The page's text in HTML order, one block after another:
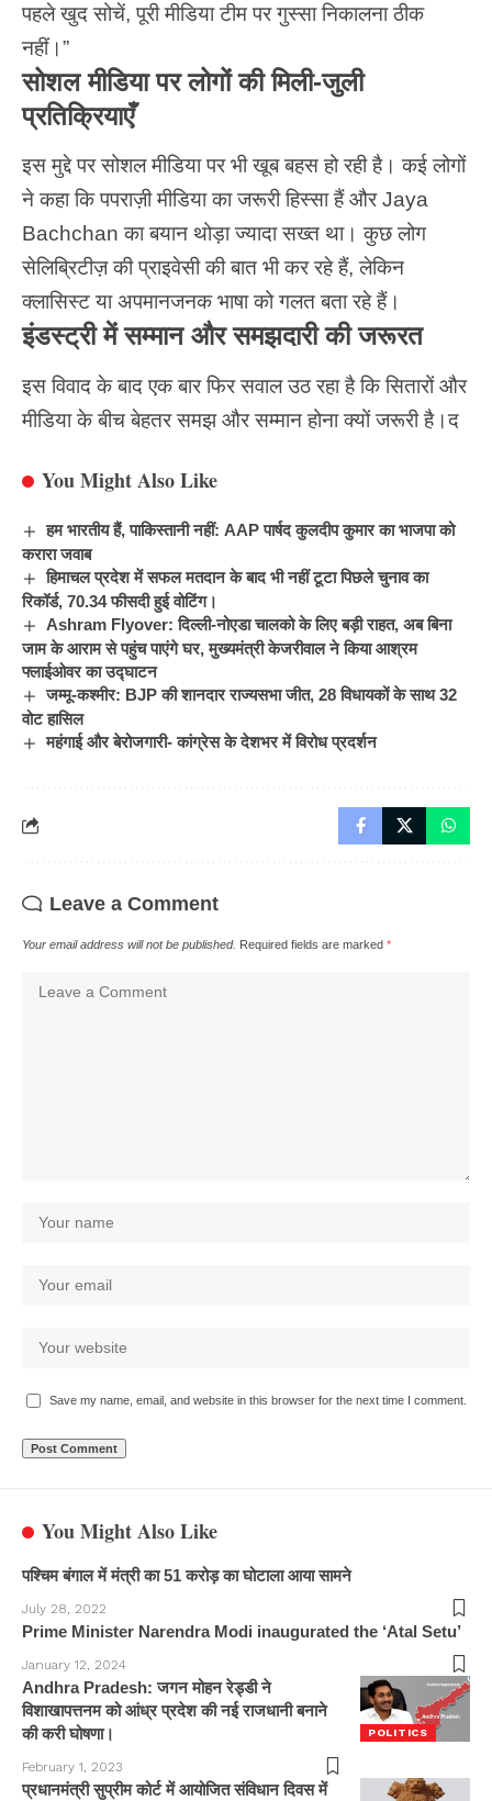
पहले खुद सोचें, पूरी मीडिया टीम पर गुस्सा निकालना ठीक
नहीं।”
सोशल मीडिया पर लोगों की मिली-जुली
प्रतिक्रियाएँ
इस मुद्दे पर सोशल मीडिया पर भी खूब बहस हो रही है। कई लोगों
ने कहा कि पपराज़ी मीडिया का जरूरी हिस्सा हैं औरJaya
Bachchan का बयान थोड़ा ज्यादा सख्त था। कुछ लोग
सेलिब्रिटीज़ की प्राइवेसी की बात भी कर रहे हैं, लेकिन
क्लासिस्ट या अपमानजनक भाषा को गलत बता रहे हैं।
इंडस्ट्री में सम्मान और समझदारी की जरूरत
इस विवाद के बाद एक बार फिरसवालउठ रहा है कि सितारों और
मीडिया के बीच बेहतर समझ और सम्मान होना क्यों जरूरी है।द
You Might Also Like
हम भारतीय हैं, पाकिस्तानी नहीं: AAP पार्षद कुलदीप कुमार का भाजपा को
करारा जवाब
हिमाचल प्रदेश में सफल मतदान के बाद भी नहीं टूटा पिछले चुनाव का
रिकॉर्ड, 70.34 फीसदी हुई वोटिंग।
Ashram Flyover: दिल्ली-नोएडा चालको के लिए बड़ी राहत, अब बिना
जाम के आराम से पहुंच पाएंगे घर, मुख्यमंत्री केजरीवाल ने किया आश्रम
फ्लाईओवर का उद्घाटन
जम्मू-कश्मीर: BJP की शानदार राज्यसभा जीत, 28 विधायकों के साथ 32
वोट हासिल
महंगाई और बेरोजगारी- कांग्रेस के देशभर में विरोध प्रदर्शन
Leave a Comment
Your email address will not be published. Required fields are marked *
Save my name, email, and website in this browser for the next time I comment.
You Might Also Like
पश्चिम बंगाल में मंत्री का 51 करोड़ का घोटाला आया सामने
July 28, 2022
Prime Minister Narendra Modi inaugurated the ‘Atal Setu’
January 12, 2024
POLITICS
Andhra Pradesh: जगन मोहन रेड्डी ने
विशाखापत्तनम को आंध्र प्रदेश की नई राजधानी बनाने
की करी घोषणा।
February 1, 2023
प्रधानमंत्री सुप्रीम कोर्ट में आयोजित संविधान दिवस में